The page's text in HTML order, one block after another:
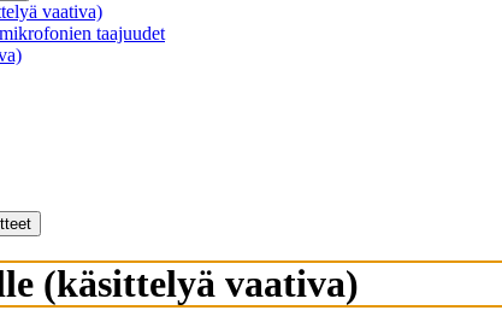
vaativa)
taajuudet
(käsittelyä vaativa)